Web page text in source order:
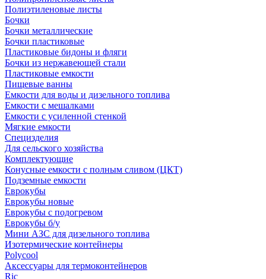
Полиэтиленовые листы
Бочки
Бочки металлические
Бочки пластиковые
Пластиковые бидоны и фляги
Бочки из нержавеющей стали
Пластиковые емкости
Пищевые ванны
Емкости для воды и дизельного топлива
Емкости с мешалками
Емкости с усиленной стенкой
Мягкие емкости
Специзделия
Для сельского хозяйства
Комплектующие
Конусные емкости с полным сливом (ЦКТ)
Подземные емкости
Еврокубы
Еврокубы новые
Еврокубы с подогревом
Еврокубы б/у
Мини АЗС для дизельного топлива
Изотермические контейнеры
Polycool
Аксессуары для термоконтейнеров
Ric